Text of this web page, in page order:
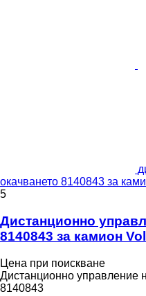
окачването 8140843 за
5
Дистанционно
8140843 за камион
Цена при поискване
Дистанционно управление
8140843